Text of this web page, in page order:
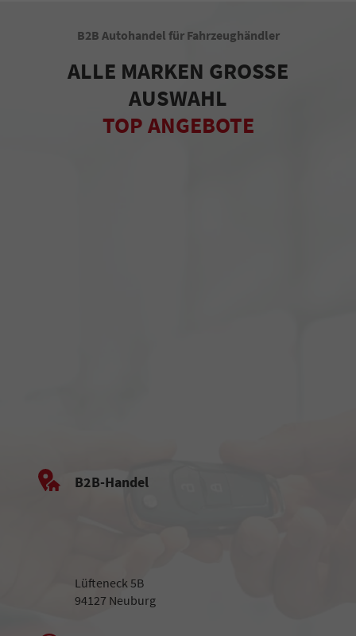
B2B Autohandel für Fahrzeughändler
ALLE MARKEN GROSSE
AUSWAHL
TOP ANGEBOTE
B2B-Handel
Lüfteneck 5B
94127 Neuburg